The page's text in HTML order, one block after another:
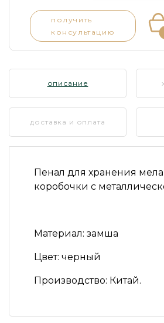
получить
консультацию
описание
доставка и оплата
Пенал для хранения
коробочки с
Материал: замша
Цвет: черный
Производство: Китай.